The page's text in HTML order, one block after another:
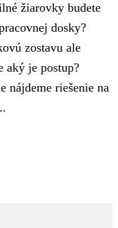
žiarovky budete
dosky?
zostavu ale
aký je postup?
nájdeme riešenie na